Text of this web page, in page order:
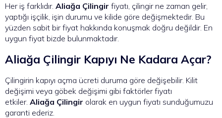
Her iş farklıdır. Aliağa Çilingir fiyatı, çilingir ne zaman gelir,
yaptığı işçilik, işin durumu ve kilide göre değişmektedir. Bu
yüzden sabit bir fiyat hakkında konuşmak doğru değildir. En
uygun fiyat bizde bulunmaktadır.
Aliağa Çilingir Kapıyı Ne Kadara Açar?
Çilingirin kapıyı açma ücreti duruma göre değişebilir. Kilit
değişimi veya göbek değişimi gibi faktörler fiyatı
etkiler. Aliağa Çilingir olarak en uygun fiyatı sunduğumuzu
garanti ederiz.